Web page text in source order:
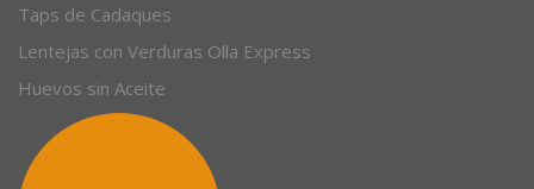
Taps de Cadaques
Lentejas con Verduras Olla Express
Huevos sin Aceite